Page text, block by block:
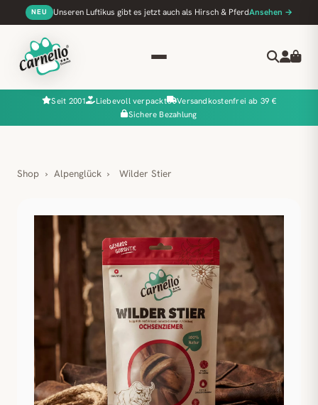
NEU Unseren Luftikus gibt es jetzt auch als Hirsch & PferdAnsehen →
Seit 2001 Liebevoll verpackt
Versandkostenfrei ab 39 €
Sichere Bezahlung
Shop › Alpenglück › Wilder Stier